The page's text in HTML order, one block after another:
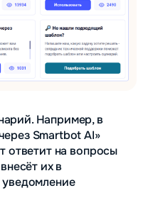
Например, в
Smartbot AI»
ответит на вопросы
их в
уведомление